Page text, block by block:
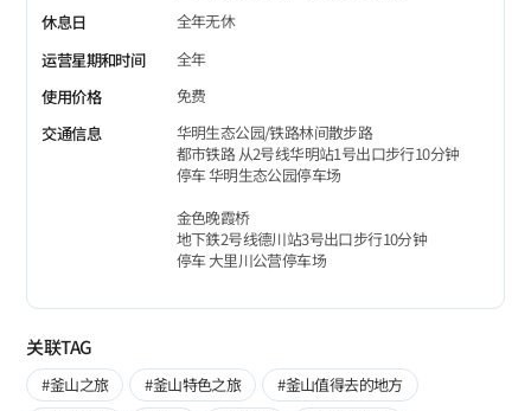
休息日
全年无休
运营星期和时间
全年
使用价格
免费
交通信息
华明生态公园/铁路林间散步路
都市铁路 从2号线华明站1号出口步行10分钟
停车 华明生态公园停车场
金色晚霞桥
地下鉄2号线德川站3号出口步行10分钟
停车 大里川公营停车场
关联TAG
#釜山之旅 #釜山特色之旅
#釜山值得去的地方